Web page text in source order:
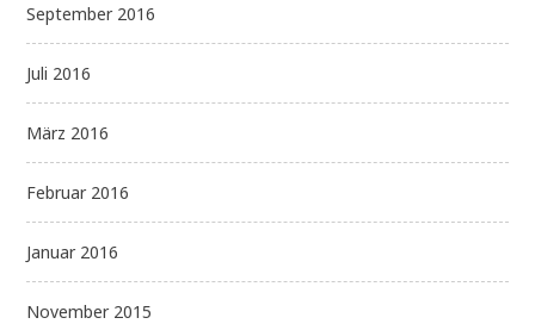
September 2016
Juli 2016
März 2016
Februar 2016
Januar 2016
November 2015